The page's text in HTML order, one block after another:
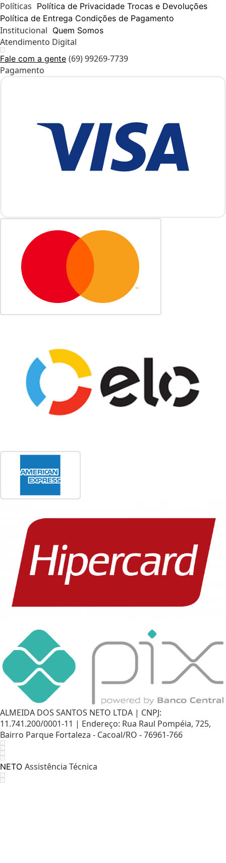
Políticas Política de Privacidade Trocas e Devoluções
Política de Entrega Condições de Pagamento
Institucional Quem Somos
Atendimento Digital
Fale com a gente (69) 99269-7739
Pagamento
ALMEIDA DOS SANTOS NETO LTDA | CNPJ:
11.741.200/0001-11 | Endereço: Rua Raul Pompéia, 725,
Bairro Parque Fortaleza - Cacoal/RO - 76961-766
NETO Assistência Técnica